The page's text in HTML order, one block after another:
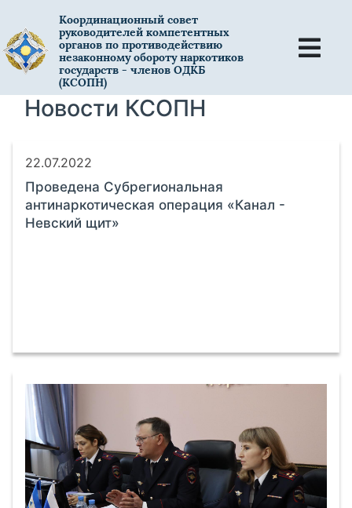
Координационный совет
руководителей компетентных
органов по противодействию
незаконному обороту наркотиков
государств - членов ОДКБ
(КСОПН)
Новости КСОПН
22.07.2022
Проведена Субрегиональная
антинаркотическая операция «Канал -
Невский щит»